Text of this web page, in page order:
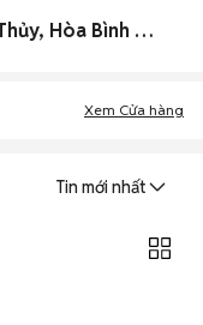
0 Zte Axon 50 Ultra cũ Huyện Yên Thủy, Hòa Bình đẹp
Xem Cửa hàng
Tin mới nhất